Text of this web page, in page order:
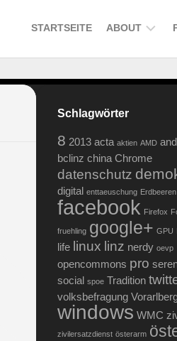
STARTSEITE ABOUT
ALTE
–
BUCH
SOCIAL
MEDIA
PLUGINS
Schlagwörter
8 2013 acta aktien AMD
bclinz china Chrome
datenschutz
digital enttaeuschung Erdbeeren
facebook Firefox
fruehling google+ GPU
life linux linz nerdy oevp
opencommons pro
social spoe Tradition
volksbefragung
windows WMC
zivilersatzdienst österarm